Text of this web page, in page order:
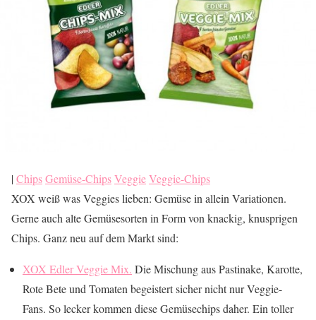
|ChipsGemüse-ChipsVeggieVeggie-Chips
XOX weiß was Veggies lieben: Gemüse in allein Variationen.
Gerne auch alte Gemüsesorten in Form von knackig, knusprigen
Chips. Ganz neu auf dem Markt sind:
XOX Edler Veggie Mix. Die Mischung aus Pastinake, Karotte,
Rote Bete und Tomaten begeistert sicher nicht nur Veggie-
Fans. So lecker kommen diese Gemüsechips daher. Ein toller